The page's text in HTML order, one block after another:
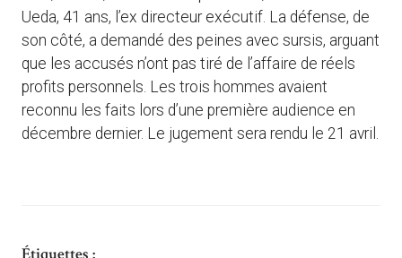
Ueda, 41 ans, l’ex directeur exécutif. La défense, de
son côté, a demandé des peines avec sursis, arguant
que les accusés n’ont pas tiré de l’affaire de réels
profits personnels. Les trois hommes avaient
reconnu les faits lors d’une première audience en
décembre dernier. Le jugement sera rendu le 21 avril.
Étiquettes :